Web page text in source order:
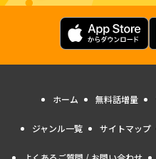
ホーム 無料話増量
ジャンル一覧 サイトマップ